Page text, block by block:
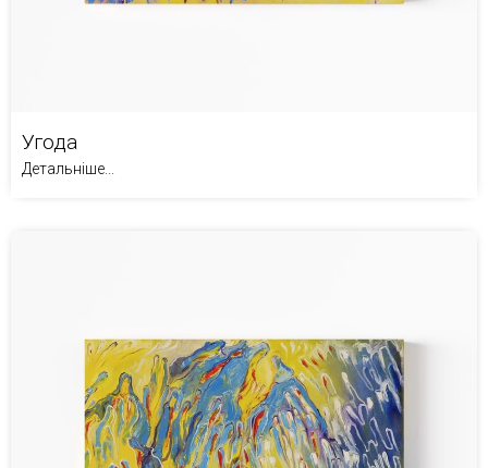
Угода
Детальніше...